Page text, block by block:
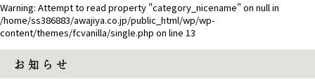
Warning: Attempt to read property "category_nicename" on null in
/home/ss386883/awajiya.co.jp/public_html/wp/wp-
content/themes/fcvanilla/single.php on line 13
お 知 ら せ